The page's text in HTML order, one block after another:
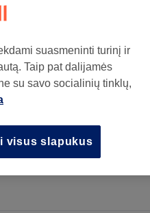
suasmeninti turinį ir
Taip pat dalijamės
su savo socialinių tinklų,
visus slapukus